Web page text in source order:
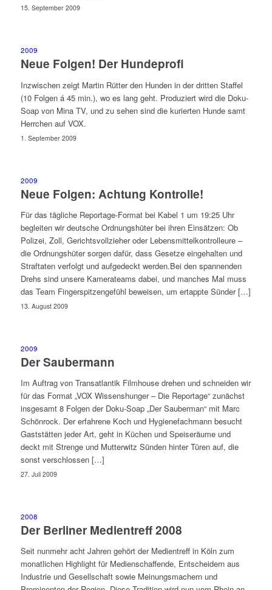
15. September 2009
2009
Neue Folgen! Der Hundeprofi
Inzwischen zeigt Martin Rütter den Hunden in der dritten Staffel
(10 Folgen á 45 min.), wo es lang geht. Produziert wird die Doku-
Soap von Mina TV, und zu sehen sind die kurierten Hunde samt
Herrchen auf VOX.
1. September 2009
2009
Neue Folgen: Achtung Kontrolle!
Für das tägliche Reportage-Format bei Kabel 1 um 19:25 Uhr
begleiten wir deutsche Ordnungshüter bei ihren Einsätzen: Ob
Polizei, Zoll, Gerichtsvollzieher oder Lebensmittelkontrolleure –
die Ordnungshüter sorgen dafür, dass Gesetze eingehalten und
Straftaten verfolgt und aufgedeckt werden.Bei den spannenden
Drehs sind unsere Kamerateams dabei, und manches Mal muss
das Team Fingerspitzengefühl beweisen, um ertappte Sünder […]
13. August 2009
2009
Der Saubermann
Im Auftrag von Transatlantik Filmhouse drehen und schneiden wir
für das Format „VOX Wissenshunger – Die Reportage“ zunächst
insgesamt 8 Folgen der Doku-Soap „Der Sauberman“ mit Marc
Schönrock. Der erfahrene Koch und Hygienefachmann besucht
Gaststätten jeder Art, geht in Küchen und Speiseräume und
deckt mit Strenge und Mutterwitz Sünden hinter Türen auf, die
sonst verschlossen […]
27. Juli 2009
2008
Der Berliner Medientreff 2008
Seit nunmehr acht Jahren gehört der Medientreff in Köln zum
monatlichen Highlight für Medienschaffende, Entscheidern aus
Industrie und Gesellschaft sowie Meinungsmachern und